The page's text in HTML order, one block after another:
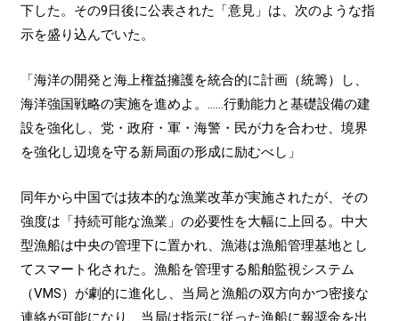
下した。その9日後に公表された「意見」は、次のような指
示を盛り込んでいた。
「海洋の開発と海上権益擁護を統合的に計画（統籌）し、
海洋強国戦略の実施を進めよ。……行動能力と基礎設備の建
設を強化し、党・政府・軍・海警・民が力を合わせ、境界
を強化し辺境を守る新局面の形成に励むべし」
同年から中国では抜本的な漁業改革が実施されたが、その
強度は「持続可能な漁業」の必要性を大幅に上回る。中大
型漁船は中央の管理下に置かれ、漁港は漁船管理基地とし
てスマート化された。漁船を管理する船舶監視システム
（VMS）が劇的に進化し、当局と漁船の双方向かつ密接な
連絡が可能になり、当局は指示に従った漁船に報奨金を出